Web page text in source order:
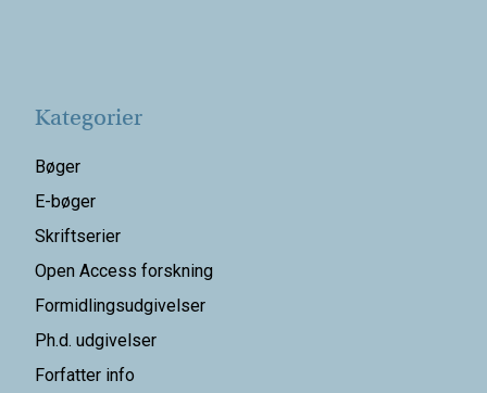
Kategorier
Bøger
E-bøger
Skriftserier
Open Access forskning
Formidlingsudgivelser
Ph.d. udgivelser
Forfatter info